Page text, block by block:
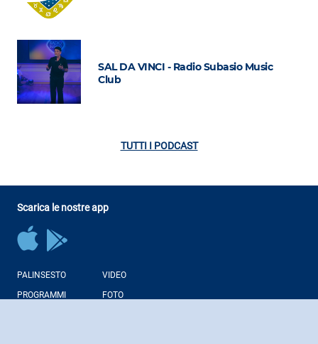
SAL DA VINCI - Radio Subasio Music
Club
TUTTI I PODCAST
Scarica le nostre app
PALINSESTO
PROGRAMMI
VIDEO
FOTO